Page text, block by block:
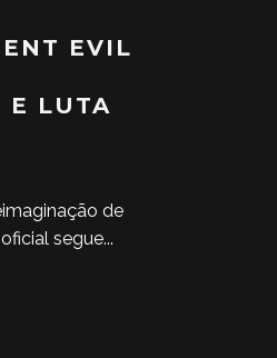
EVIL
E LUTA
de
segue...